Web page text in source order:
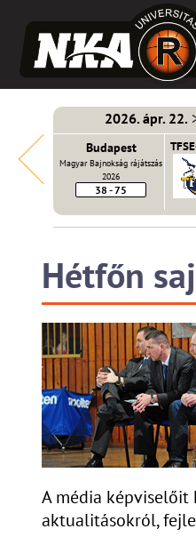
MTK
2026. ápr. 22.
Budapest
Magyar Bajnokság rájátszás
2026
38 - 75
Hétfőn
A média képviselőit
aktualitásokról,